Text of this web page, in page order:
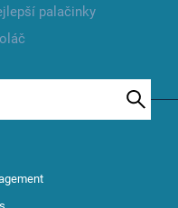
palačinky